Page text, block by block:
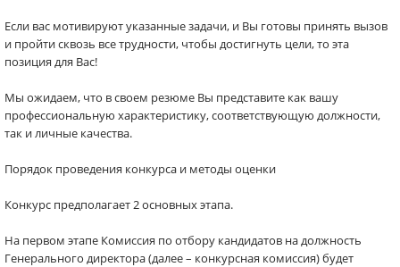
Если вас мотивируют указанные задачи, и Вы готовы принять вызов
и пройти сквозь все трудности, чтобы достигнуть цели, то эта
позиция для Вас!
Мы ожидаем, что в своем резюме Вы представите как вашу
профессиональную характеристику, соответствующую должности,
так и личные качества.
Порядок проведения конкурса и методы оценки
Конкурс предполагает 2 основных этапа.
На первом этапе Комиссия по отбору кандидатов на должность
Генерального директора (далее – конкурсная комиссия) будет